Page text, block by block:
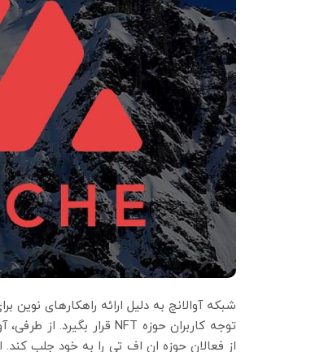
شبکه آوالانچ به دلیل ارائه راهکارهای